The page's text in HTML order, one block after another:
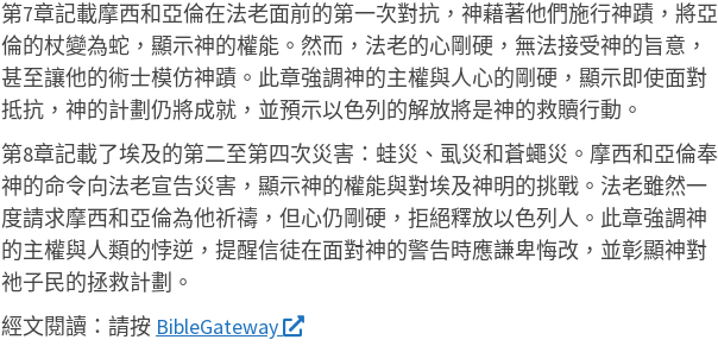
第7章記載摩西和亞倫在法老面前的第一次對抗，神藉著他們施行神蹟，將亞
倫的杖變為蛇，顯示神的權能。然而，法老的心剛硬，無法接受神的旨意，
甚至讓他的術士模仿神蹟。此章強調神的主權與人心的剛硬，顯示即使面對
抵抗，神的計劃仍將成就，並預示以色列的解放將是神的救贖行動。
第8章記載了埃及的第二至第四次災害：蛙災、虱災和蒼蠅災。摩西和亞倫奉
神的命令向法老宣告災害，顯示神的權能與對埃及神明的挑戰。法老雖然一
度請求摩西和亞倫為他祈禱，但心仍剛硬，拒絕釋放以色列人。此章強調神
的主權與人類的悖逆，提醒信徒在面對神的警告時應謙卑悔改，並彰顯神對
祂子民的拯救計劃。
經文閱讀： 請按 BibleGateway